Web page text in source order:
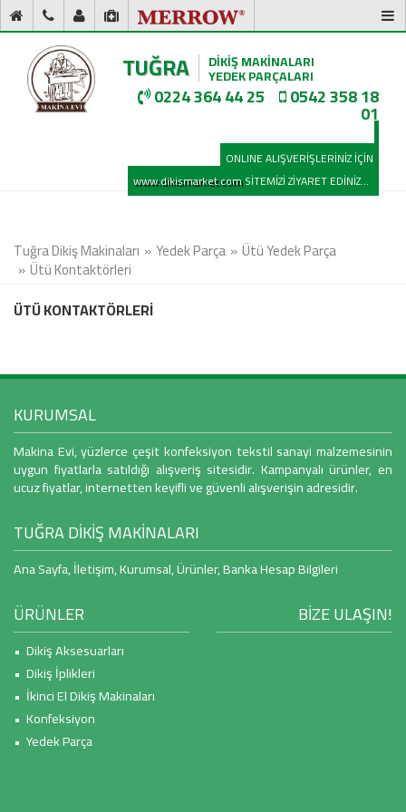
TUĞRA DİKİŞ MAKİNALARI
YEDEK PARÇALARI
0224 364 44 25 0542 358 18
01
ONLINE ALIŞVERİŞLERİNİZ İÇİN
www.dikismarket.comSİTEMİZİ ZİYARET EDİNİZ...
Tuğra Dikiş Makinaları Yedek Parça Ütü Yedek Parça
Ütü Kontaktörleri
ÜTÜ KONTAKTÖRLERİ
KURUMSAL
Makina Evi, yüzlerce çeşit konfeksiyon tekstil sanayi malzemesinin
uygun fiyatlarla satıldığı alışveriş sitesidir. Kampanyalı ürünler, en
ucuz fiyatlar, internetten keyifli ve güvenli alışverişin adresidir.
TUĞRA DİKİŞ MAKİNALARI
Ana Sayfa,İletişim,Kurumsal,Ürünler,Banka Hesap Bilgileri
ÜRÜNLER
• Dikiş Aksesuarları
• Dikiş İplikleri
• İkinci El Dikiş Makinaları
• Konfeksiyon
• Yedek Parça
BİZE ULAŞIN!